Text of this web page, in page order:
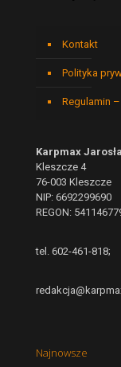
Kontakt
Polityka
Regulamin –
Karpmax
Kleszcze 4
76-003 Kleszcze
NIP: 6692299690
REGON:
tel. 602-461-818;
Najnowsze